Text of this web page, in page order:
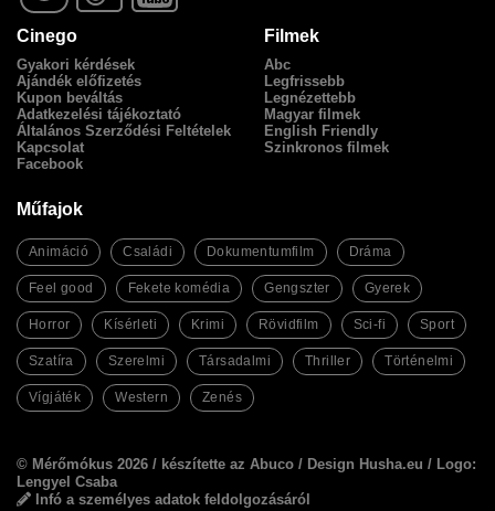
Cinego
Gyakori kérdések
Ajándék előfizetés
Kupon beváltás
Adatkezelési tájékoztató
Általános Szerződési Feltételek
Kapcsolat
Facebook
Filmek
Abc
Legfrissebb
Legnézettebb
Magyar filmek
English Friendly
Szinkronos filmek
Műfajok
Animáció Családi Dokumentumfilm Dráma
Feel good Fekete komédia Gengszter Gyerek
Horror Kísérleti Krimi Rövidfilm Sci-fi Sport
Szatíra Szerelmi Társadalmi Thriller Történelmi
Vígjáték Western Zenés
© Mérőmókus 2026 / készítette az Abuco / Design Husha.eu / Logo:
Lengyel Csaba
Infó a személyes adatok feldolgozásáról